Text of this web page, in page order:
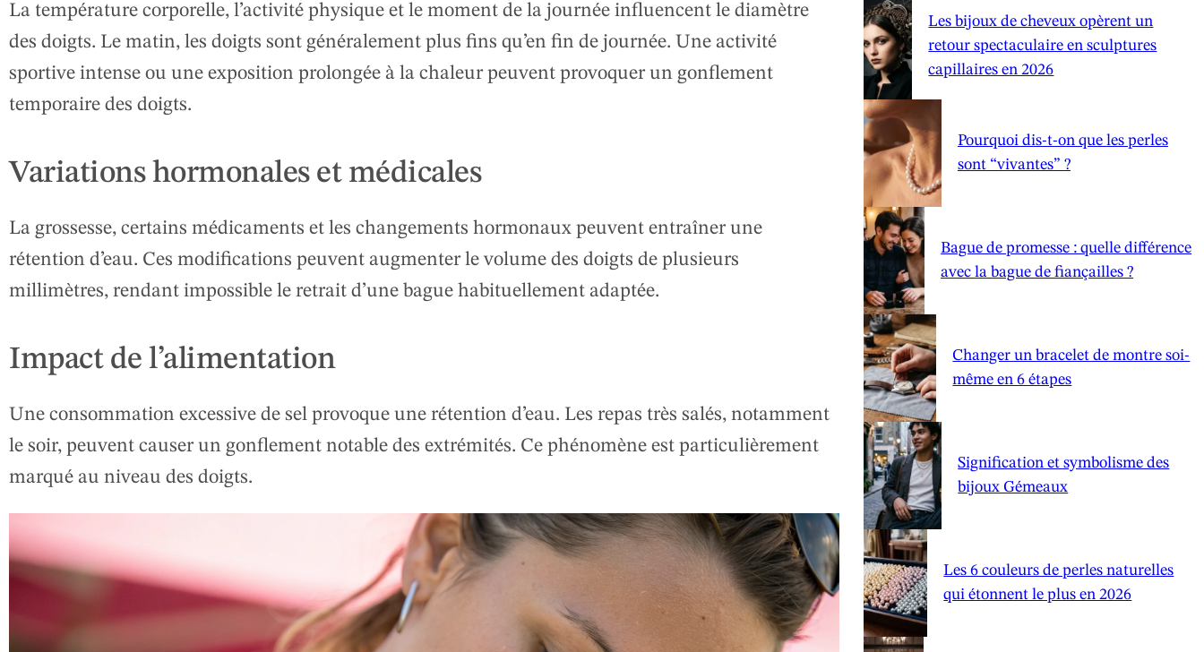
La température corporelle, l’activité physique et le moment de la journée influencent le diamètre
des doigts. Le matin, les doigts sont généralement plus fins qu’en fin de journée. Une activité
sportive intense ou une exposition prolongée à la chaleur peuvent provoquer un gonflement
temporaire des doigts.
Variations hormonales et médicales
La grossesse, certains médicaments et les changements hormonaux peuvent entraîner une
rétention d’eau. Ces modifications peuvent augmenter le volume des doigts de plusieurs
millimètres, rendant impossible le retrait d’une bague habituellement adaptée.
Impact de l’alimentation
Une consommation excessive de sel provoque une rétention d’eau. Les repas très salés, notamment
le soir, peuvent causer un gonflement notable des extrémités. Ce phénomène est particulièrement
marqué au niveau des doigts.
Les bijoux de cheveux opèrent un
retour spectaculaire en sculptures
capillaires en 2026
Pourquoi dis-t-on que les perles
sont “vivantes” ?
Bague de promesse : quelle différence
avec la bague de fiançailles ?
Changer un bracelet de montre soi-
même en 6 étapes
Signification et symbolisme des
bijoux Gémeaux
Les 6 couleurs de perles naturelles
qui étonnent le plus en 2026